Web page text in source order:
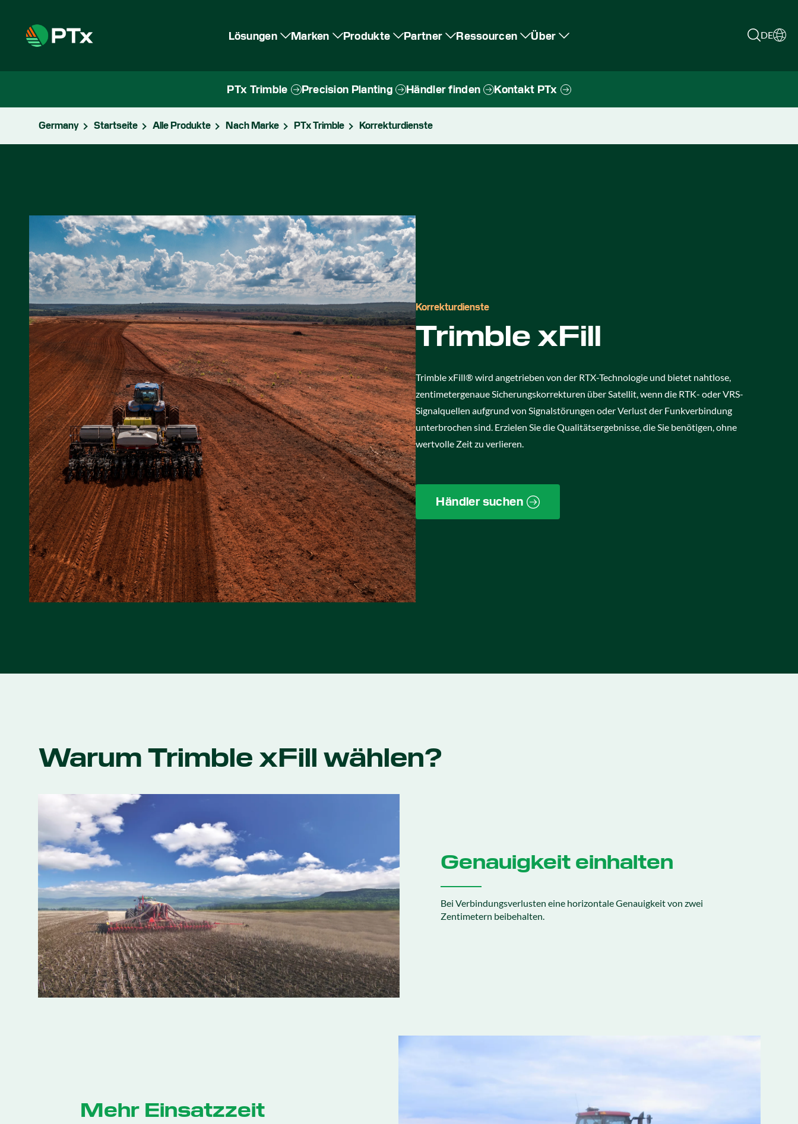
Lösungen Marken Produkte Partner Ressourcen Über
PTx Trimble Precision Planting Händler finden Kontakt PTx
DE
Germany Startseite Alle Produkte Nach Marke PTx Trimble Korrekturdienste
Korrekturdienste
Trimble xFill
Trimble xFill® wird angetrieben von der RTX-Technologie und bietet nahtlose,
zentimetergenaue Sicherungskorrekturen über Satellit, wenn die RTK- oder VRS-
Signalquellen aufgrund von Signalstörungen oder Verlust der Funkverbindung
unterbrochen sind. Erzielen Sie die Qualitätsergebnisse, die Sie benötigen, ohne
wertvolle Zeit zu verlieren.
Händler suchen
Warum Trimble xFill wählen?
Genauigkeit einhalten
Bei Verbindungsverlusten eine horizontale Genauigkeit von zwei
Zentimetern beibehalten.
Mehr Einsatzzeit